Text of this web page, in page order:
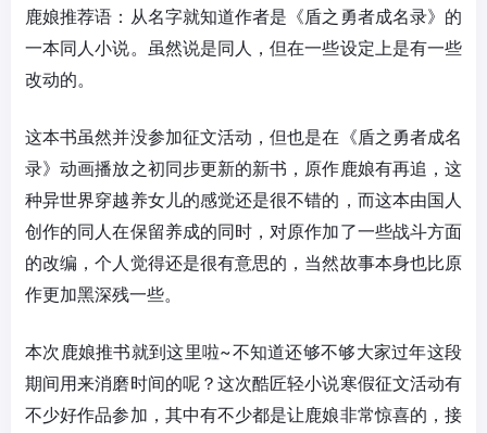
鹿娘推荐语：从名字就知道作者是《盾之勇者成名录》的
一本同人小说。虽然说是同人，但在一些设定上是有一些
改动的。
这本书虽然并没参加征文活动，但也是在《盾之勇者成名
录》动画播放之初同步更新的新书，原作鹿娘有再追，这
种异世界穿越养女儿的感觉还是很不错的，而这本由国人
创作的同人在保留养成的同时，对原作加了一些战斗方面
的改编，个人觉得还是很有意思的，当然故事本身也比原
作更加黑深残一些。
本次鹿娘推书就到这里啦~不知道还够不够大家过年这段
期间用来消磨时间的呢？这次酷匠轻小说寒假征文活动有
不少好作品参加，其中有不少都是让鹿娘非常惊喜的，接